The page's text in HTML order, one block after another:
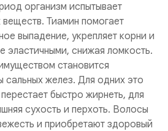
организм испытывает
Тиамин помогает
выпадение, укрепляет корни и
эластичными, снижая ломкость.
становится
сальных желез. Для одних это
быстро жирнеть, для
сухость и перхоть. Волосы
и приобретают здоровый